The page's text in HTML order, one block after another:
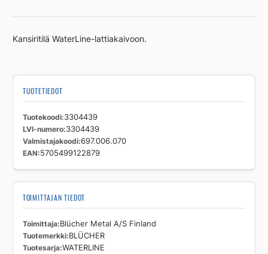
määrä
Kansiritilä WaterLine-lattiakaivoon.
TUOTETIEDOT
Tuotekoodi 3304439
LVI-numero 3304439
Valmistajakoodi 697.006.070
EAN 5705499122879
TOIMITTAJAN TIEDOT
Toimittaja Blücher Metal A/S Finland
Tuotemerkki BLÜCHER
Tuotesarja WATERLINE